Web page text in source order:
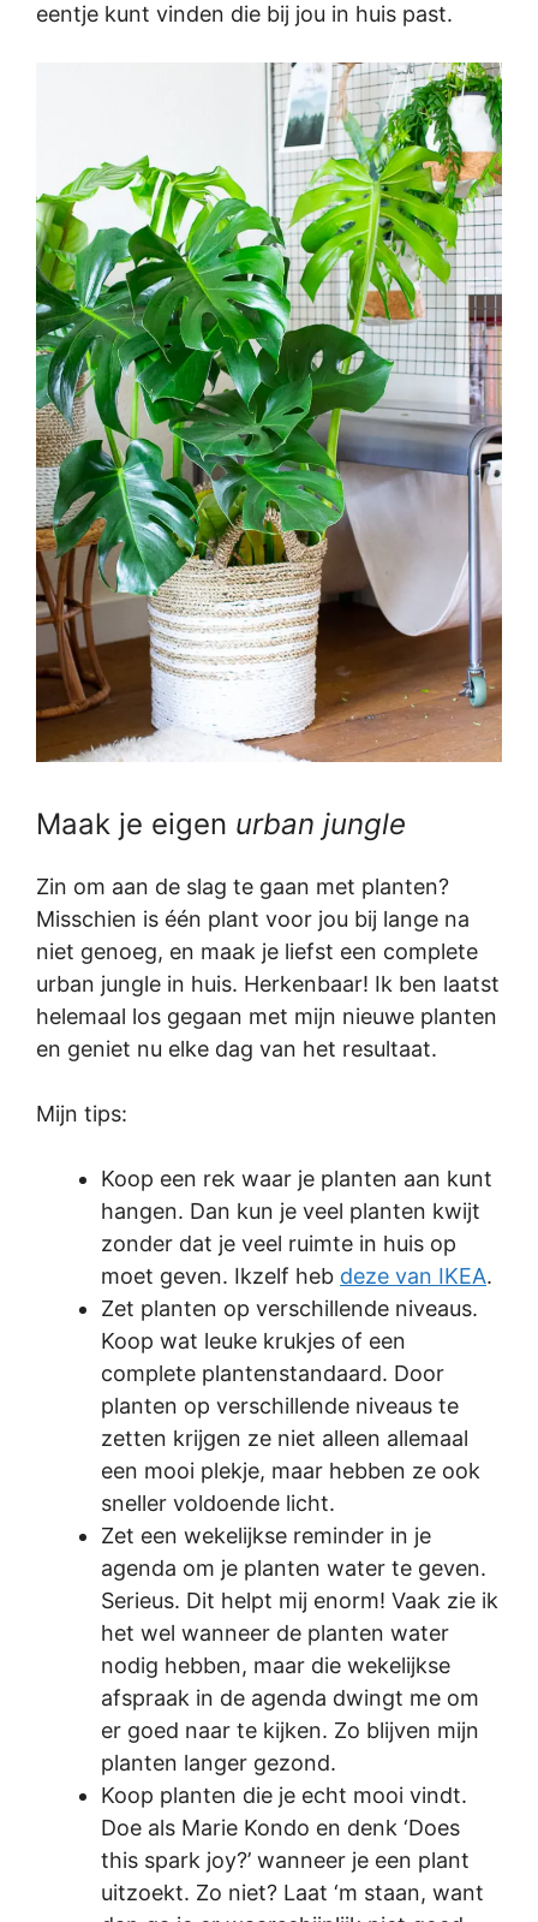
eentje kunt vinden die bij jou in huis past.
Maak je eigen urban jungle
Zin om aan de slag te gaan met planten?
Misschien is één plant voor jou bij lange na
niet genoeg, en maak je liefst een complete
urban jungle in huis. Herkenbaar! Ik ben laatst
helemaal los gegaan met mijn nieuwe planten
en geniet nu elke dag van het resultaat.
Mijn tips:
Koop een rek waar je planten aan kunt
hangen. Dan kun je veel planten kwijt
zonder dat je veel ruimte in huis op
moet geven. Ikzelf heb deze van IKEA.
Zet planten op verschillende niveaus.
Koop wat leuke krukjes of een
complete plantenstandaard. Door
planten op verschillende niveaus te
zetten krijgen ze niet alleen allemaal
een mooi plekje, maar hebben ze ook
sneller voldoende licht.
Zet een wekelijkse reminder in je
agenda om je planten water te geven.
Serieus. Dit helpt mij enorm! Vaak zie ik
het wel wanneer de planten water
nodig hebben, maar die wekelijkse
afspraak in de agenda dwingt me om
er goed naar te kijken. Zo blijven mijn
planten langer gezond.
Koop planten die je echt mooi vindt.
Doe als Marie Kondo en denk ‘Does
this spark joy?’ wanneer je een plant
uitzoekt. Zo niet? Laat ‘m staan, want